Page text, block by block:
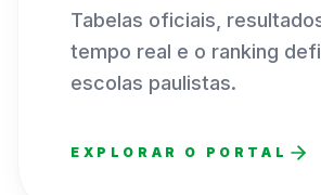
Tabelas oficiais,
tempo real e o ranking
escolas paulistas.
EXPLORAR O PORTAL